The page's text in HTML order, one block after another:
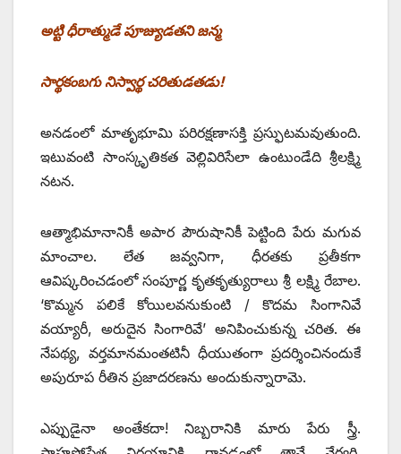
అట్టి ధీరాత్ముడే పూజ్యుడతని జన్మ
సార్థకంబగు నిస్వార్థ చరితుడతడు!
అనడంలో మాతృభూమి పరిరక్షణాసక్తి ప్రస్ఫుటమవుతుంది.
ఇటువంటి సాంస్కృతికత వెల్లివిరిసేలా ఉంటుండేది శ్రీలక్ష్మి
నటన.
ఆత్మాభిమానానికీ అపార పౌరుషానికీ పెట్టింది పేరు మగువ
మాంచాల. లేత జవ్వనిగా, ధీరతకు ప్రతీకగా
ఆవిష్కరించడంలో సంపూర్ణ కృతకృత్యురాలు శ్రీ లక్ష్మి రేబాల.
‘కొమ్మన పలికే కోయిలవనుకుంటి / కొదమ సింగానివే
వయ్యారీ, అరుదైన సింగారివే’ అనిపించుకున్న చరిత. ఈ
నేపథ్య, వర్తమానమంతటినీ ధీయుతంగా ప్రదర్శించినందుకే
అపురూప రీతిన ప్రజాదరణను అందుకున్నారామె.
ఎప్పుడైనా అంతేకదా! నిబ్బరానికి మారు పేరు స్త్రీ.